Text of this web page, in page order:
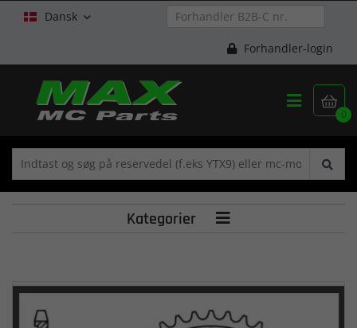
Dansk 
Forhandler-login

0

Kategorier 